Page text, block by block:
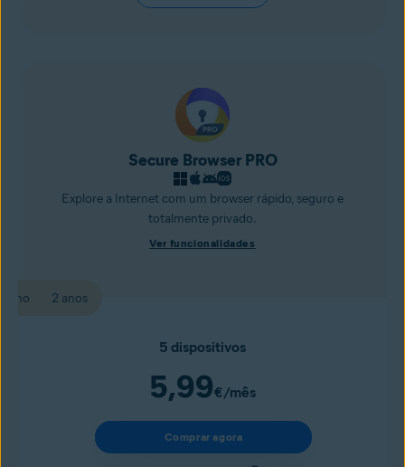
Secure Browser PRO
Explore a Internet com um browser rápido, seguro e
totalmente privado.
Ver funcionalidades
1 ano 2 anos
5 dispositivos
5,99€/mês
Comprar agora